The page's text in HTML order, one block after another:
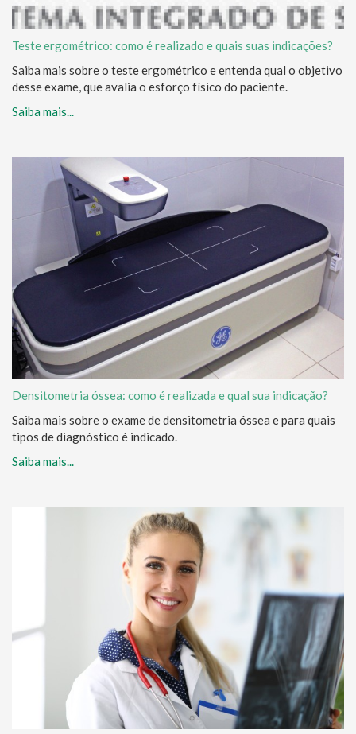
Teste ergométrico: como é realizado e quais suas indicações?
Saiba mais sobre o teste ergométrico e entenda qual o objetivo
desse exame, que avalia o esforço físico do paciente.
Saiba mais...
Densitometria óssea: como é realizada e qual sua indicação?
Saiba mais sobre o exame de densitometria óssea e para quais
tipos de diagnóstico é indicado.
Saiba mais...